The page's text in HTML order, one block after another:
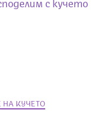
НА КУЧЕТО